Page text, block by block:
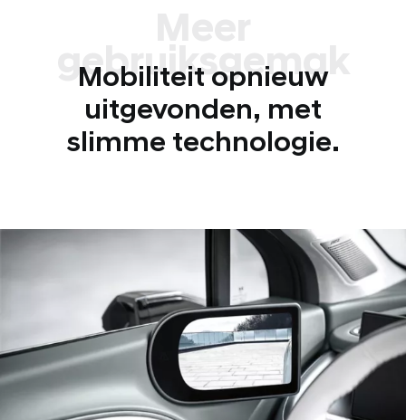
gebruiksgemak
Mobiliteit opnieuw
uitgevonden, met
slimme technologie.